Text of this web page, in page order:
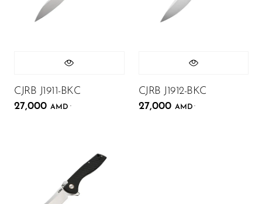
CJRB J1911-BKC
27,000 AMD .
CJRB J1912-BKC
27,000 AMD .